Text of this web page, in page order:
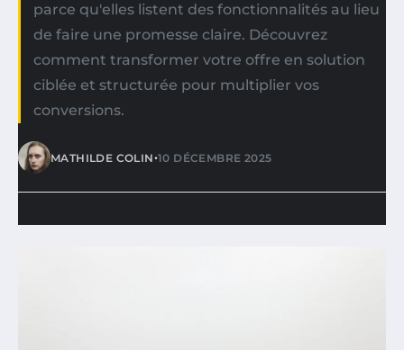
parce qu'elles listent des fonctionnalités au lieu
de faire une promesse claire. Découvrez
comment transformer votre offre en solution
ciblée et structurée pour multiplier vos
conversions.
MATHILDE COLIN•10 DÉCEMBRE 2025